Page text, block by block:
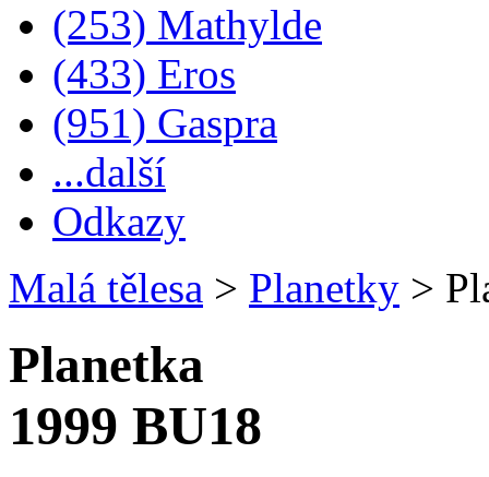
(253) Mathylde
(433) Eros
(951) Gaspra
...další
Odkazy
Malá tělesa > Planetky >
Planetka
1999 BU18